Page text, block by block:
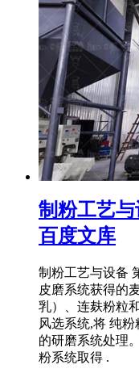
制粉工艺与
百度文库
制粉工艺与设备
皮磨系统获得的
乳）、连麸粉粒
风选系统,将 纯
的研磨系统处理
粉系统取得 .